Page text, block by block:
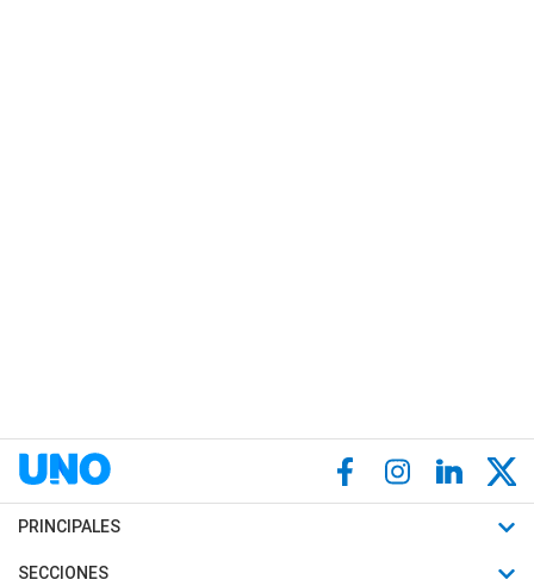
PRINCIPALES
Últimas Noticias
SECCIONES